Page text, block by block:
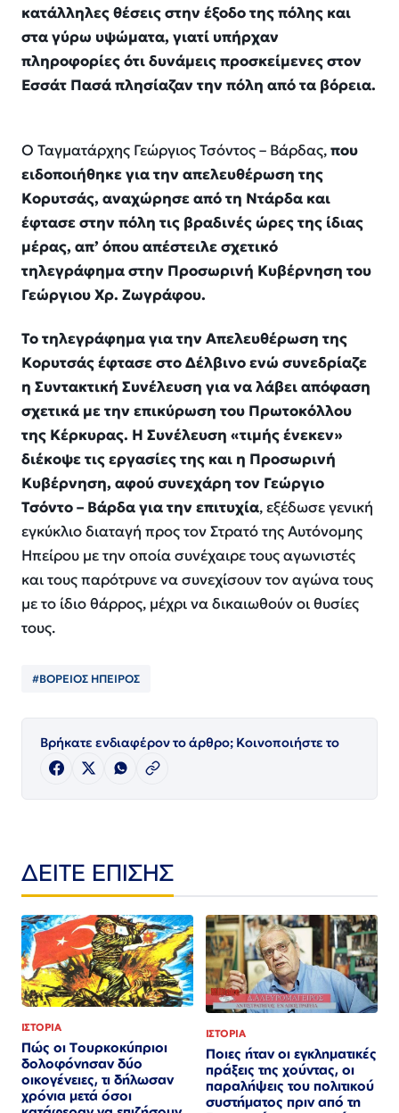
κατάλληλες θέσεις στην έξοδο της πόλης και
στα γύρω υψώματα, γιατί υπήρχαν
πληροφορίες ότι δυνάμεις προσκείμενες στον
Εσσάτ Πασά πλησίαζαν την πόλη από τα βόρεια.
Ο Ταγματάρχης Γεώργιος Τσόντος – Βάρδας,που
ειδοποιήθηκε για την απελευθέρωση της
Κορυτσάς, αναχώρησε από τη Ντάρδα και
έφτασε στην πόλη τις βραδινές ώρες της ίδιας
μέρας, απ’ όπου απέστειλε σχετικό
τηλεγράφημα στην Προσωρινή Κυβέρνηση του
Γεώργιου Χρ. Ζωγράφου.
Το τηλεγράφημα για την Απελευθέρωση της
Κορυτσάς έφτασε στο Δέλβινο ενώ συνεδρίαζε
η Συντακτική Συνέλευση για να λάβει απόφαση
σχετικά με την επικύρωση του Πρωτοκόλλου
της Κέρκυρας. Η Συνέλευση «τιμής ένεκεν»
διέκοψε τις εργασίες της και η Προσωρινή
Κυβέρνηση, αφού συνεχάρη τον Γεώργιο
Τσόντο – Βάρδα για την επιτυχία, εξέδωσε γενική
εγκύκλιο διαταγή προς τον Στρατό της Αυτόνομης
Ηπείρου με την οποία συνέχαιρε τους αγωνιστές
και τους παρότρυνε να συνεχίσουν τον αγώνα τους
με το ίδιο θάρρος, μέχρι να δικαιωθούν οι θυσίες
τους.
#ΒΟΡΕΙΟΣ ΗΠΕΙΡΟΣ
Βρήκατε ενδιαφέρον το άρθρο; Κοινοποιήστε το
ΔΕΙΤΕ ΕΠΙΣΗΣ
ΙΣΤΟΡΙΑ
Πώς οι Τουρκοκύπριοι
δολοφόνησαν δύο
οικογένειες, τι δήλωσαν
χρόνια μετά όσοι
ΙΣΤΟΡΙΑ
Ποιες ήταν οι εγκληματικές
πράξεις της χούντας, οι
παραλήψεις του πολιτικού
συστήματος πριν από τη